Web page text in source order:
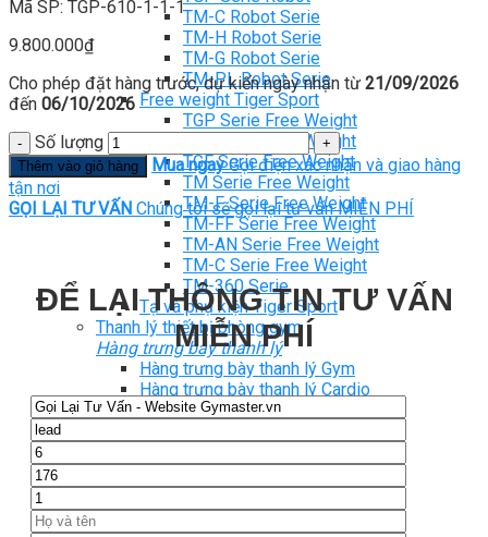
TM-C Robot Serie
TM-H Robot Serie
TM-G Robot Serie
TM-PL Robot Serie
Free weight Tiger Sport
TGP Serie Free Weight
TGS Serie Free Weight
TGF Serie Free Weight
TM Serie Free Weight
TM-F Serie Free Weight
TM-FF Serie Free Weight
TM-AN Serie Free Weight
TM-C Serie Free Weight
TM-360 Serie
Tạ và phụ kiện Tiger Sport
Thanh lý thiết bị phòng gym
Hàng trưng bày thanh lý
Hàng trưng bày thanh lý Gym
Hàng trưng bày thanh lý Cardio
Hàng Mới Giá Sốc
Dự án tiêu biểu
Tuyển Cộng Tác Viên
Blog
Mã SP: TGP-610-1-1-1
9.800.000₫
Cho phép đặt hàng trước, dự kiến ngày nhận từ 21/09/2026
đến 06/10/2026
Số lượng
Thêm vào giỏ hàng Mua ngay Gọi điện xác nhận và giao hàng
tận nơi
GỌI LẠI TƯ VẤN Chúng tôi sẽ gọi lại tư vấn MIỄN PHÍ
ĐỂ LẠI THÔNG TIN TƯ VẤN
MIỄN PHÍ